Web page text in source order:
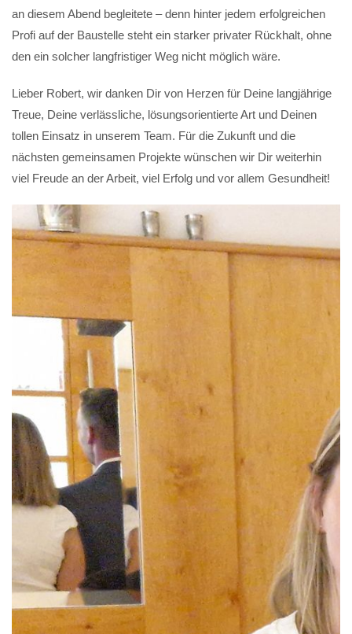
an diesem Abend begleitete – denn hinter jedem erfolgreichen
Profi auf der Baustelle steht ein starker privater Rückhalt, ohne
den ein solcher langfristiger Weg nicht möglich wäre.
Lieber Robert, wir danken Dir von Herzen für Deine langjährige
Treue, Deine verlässliche, lösungsorientierte Art und Deinen
tollen Einsatz in unserem Team. Für die Zukunft und die
nächsten gemeinsamen Projekte wünschen wir Dir weiterhin
viel Freude an der Arbeit, viel Erfolg und vor allem Gesundheit!